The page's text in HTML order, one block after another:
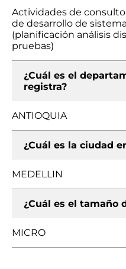
Actividades de
de desarrollo de
(planificación análisis
pruebas)
¿Cuál es el
registra?
ANTIOQUIA
¿Cuál es la ciudad
MEDELLIN
¿Cuál es el tamaño
MICRO